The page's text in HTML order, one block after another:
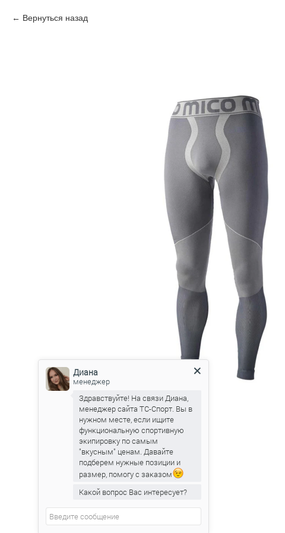
Вернуться назад
Диана
менеджер
Здравствуйте! На связи Диана,
менеджер сайта ТС-Спорт. Вы в
нужном месте, если ищите
функциональную спортивную
экипировку по самым
"вкусным" ценам. Давайте
подберем нужные позиции и
размер, помогу с заказом
Какой вопрос Вас интересует?